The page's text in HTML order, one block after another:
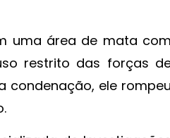
uma área de mata
restrito das forças
condenação, ele